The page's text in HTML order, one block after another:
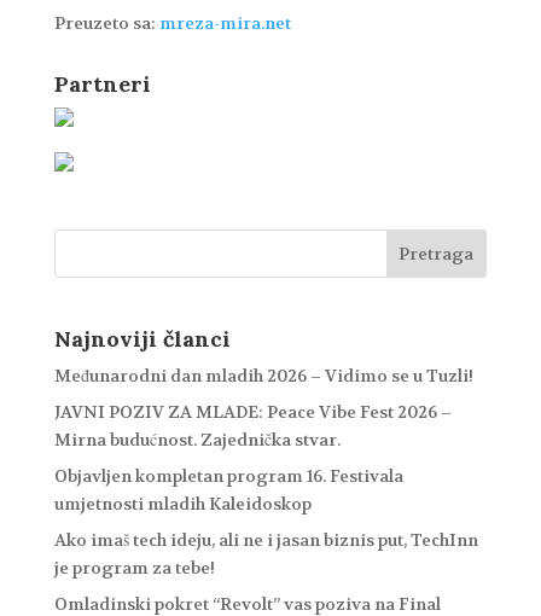
Preuzeto sa: mreza-mira.net
Partneri
Najnoviji članci
Međunarodni dan mladih 2026 – Vidimo se u Tuzli!
JAVNI POZIV ZA MLADE: Peace Vibe Fest 2026 –
Mirna budućnost. Zajednička stvar.
Objavljen kompletan program 16. Festivala
umjetnosti mladih Kaleidoskop
Ako imaš tech ideju, ali ne i jasan biznis put, TechInn
je program za tebe!
Omladinski pokret “Revolt” vas poziva na Final